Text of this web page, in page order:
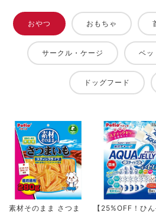
おやつ おもちゃ
サークル・ケージ ベッ
ドッグフード
素材そのまま さつま
【25%OFF！ひん